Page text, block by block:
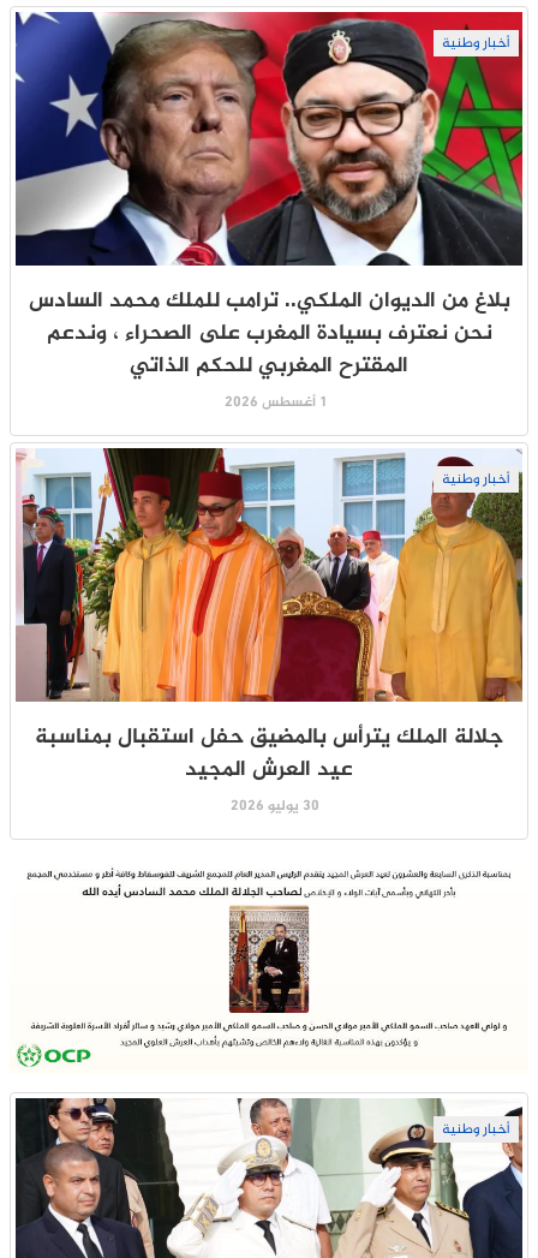
أخبار وطنية
بلاغ من الديوان الملكي.. ترامب للملك محمد السادس
نحن نعترف بسيادة المغرب على الصحراء ، وندعم
المقترح المغربي للحكم الذاتي
1 أغسطس 2026
أخبار وطنية
جلالة الملك يترأس بالمضيق حفل استقبال بمناسبة
عيد العرش المجيد
30 يوليو 2026
أخبار وطنية